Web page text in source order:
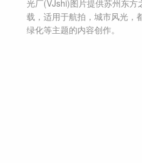
光厂(VJshi)图片提供苏州东方
载，适用于航拍，城市风光，
绿化等主题的内容创作。